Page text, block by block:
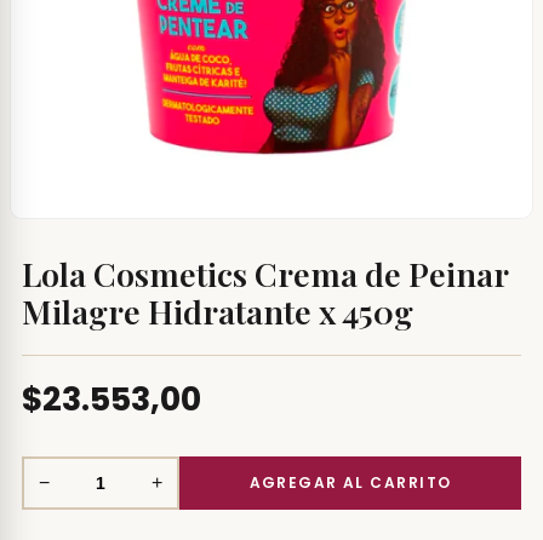
Lola Cosmetics Crema de Peinar
Milagre Hidratante x 450g
$23.553,00
− +